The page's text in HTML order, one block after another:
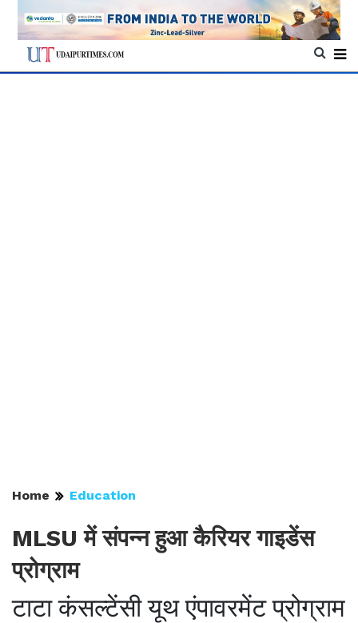
Home Education
MLSU में संपन्न हुआ कैरियर गाइडेंस
प्रोग्राम
टाटा कंसल्टेंसी यूथ एंपावरमेंट प्रोग्राम